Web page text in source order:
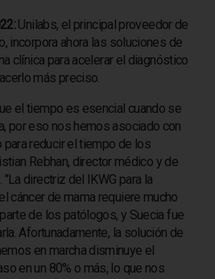
Unilabs, el principal proveedor de
incorpora ahora las soluciones de
clínica para acelerar el diagnóstico
más preciso.
el tiempo es esencial cuando se
por eso nos hemos asociado con
reducir el tiempo de los
Rebhan, director médico y de
directriz del IKWG para la
cáncer de mama requiere mucho
de los patólogos, y Suecia fue
Afortunadamente, la solución de
en marcha disminuye el
en un 80% o más, lo que nos